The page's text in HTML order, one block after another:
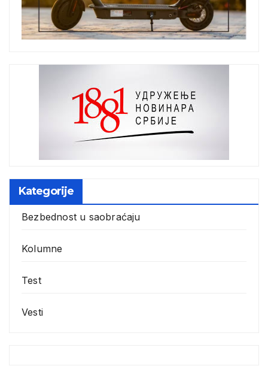
Kategorije
Bezbednost u saobraćaju
Kolumne
Test
Vesti